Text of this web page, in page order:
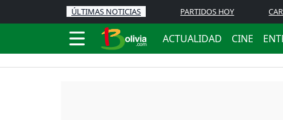
ÚLTIMAS NOTICIAS PARTIDOS HOY
ACTUALIDAD CINE